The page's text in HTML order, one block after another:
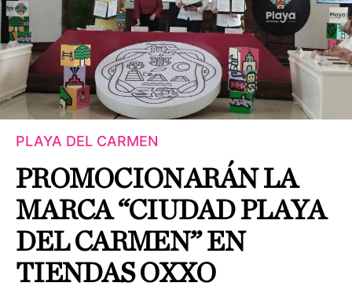
PLAYA DEL CARMEN
PROMOCIONARÁN LA
MARCA “CIUDAD PLAYA
DEL CARMEN” EN
TIENDAS OXXO